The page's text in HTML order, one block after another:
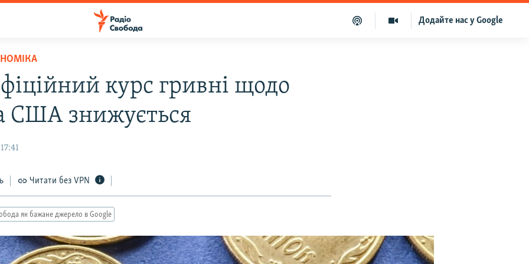
Додайте нас у Google
курс гривні щодо
США знижується
Читати без VPN
як бажане джерело в Google